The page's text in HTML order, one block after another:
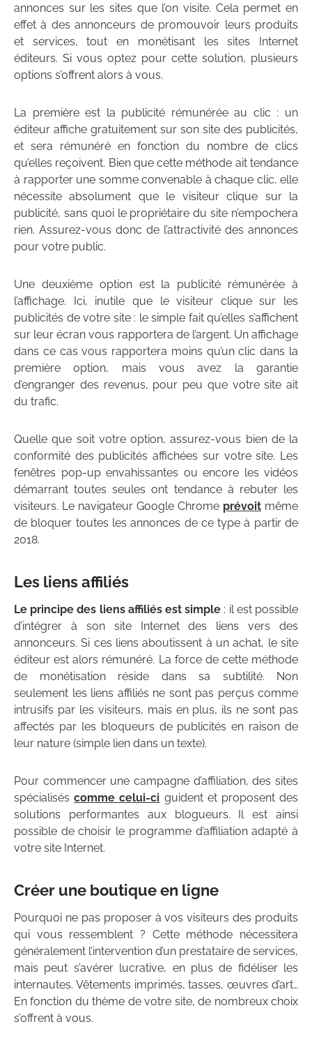
annonces sur les sites que l’on visite. Cela permet en
effet à des annonceurs de promouvoir leurs produits
et services, tout en monétisant les sites Internet
éditeurs. Si vous optez pour cette solution, plusieurs
options s’offrent alors à vous.
La première est la publicité rémunérée au clic : un
éditeur affiche gratuitement sur son site des publicités,
et sera rémunéré en fonction du nombre de clics
qu’elles reçoivent. Bien que cette méthode ait tendance
à rapporter une somme convenable à chaque clic, elle
nécessite absolument que le visiteur clique sur la
publicité, sans quoi le propriétaire du site n’empochera
rien. Assurez-vous donc de l’attractivité des annonces
pour votre public.
Une deuxième option est la publicité rémunérée à
l’affichage. Ici, inutile que le visiteur clique sur les
publicités de votre site : le simple fait qu’elles s’affichent
sur leur écran vous rapportera de l’argent. Un affichage
dans ce cas vous rapportera moins qu’un clic dans la
première option, mais vous avez la garantie
d’engranger des revenus, pour peu que votre site ait
du trafic.
Quelle que soit votre option, assurez-vous bien de la
conformité des publicités affichées sur votre site. Les
fenêtres pop-up envahissantes ou encore les vidéos
démarrant toutes seules ont tendance à rebuter les
visiteurs. Le navigateur Google Chrome prévoit même
de bloquer toutes les annonces de ce type à partir de
2018.
Les liens affiliés
Le principe des liens affiliés est simple : il est possible
d’intégrer à son site Internet des liens vers des
annonceurs. Si ces liens aboutissent à un achat, le site
éditeur est alors rémunéré. La force de cette méthode
de monétisation réside dans sa subtilité. Non
seulement les liens affiliés ne sont pas perçus comme
intrusifs par les visiteurs, mais en plus, ils ne sont pas
affectés par les bloqueurs de publicités en raison de
leur nature (simple lien dans un texte).
Pour commencer une campagne d’affiliation, des sites
spécialiséscomme celui-ci guident et proposent des
solutions performantes aux blogueurs. Il est ainsi
possible de choisir le programme d’affiliation adapté à
votre site Internet.
Créer une boutique en ligne
Pourquoi ne pas proposer à vos visiteurs des produits
qui vous ressemblent ? Cette méthode nécessitera
généralement l’intervention d’un prestataire de services,
mais peut s’avérer lucrative, en plus de fidéliser les
internautes. Vêtements imprimés, tasses, œuvres d’art…
En fonction du thème de votre site, de nombreux choix
s’offrent à vous.